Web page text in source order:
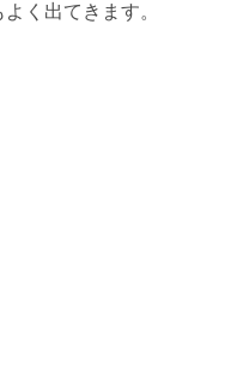
く出てきます。